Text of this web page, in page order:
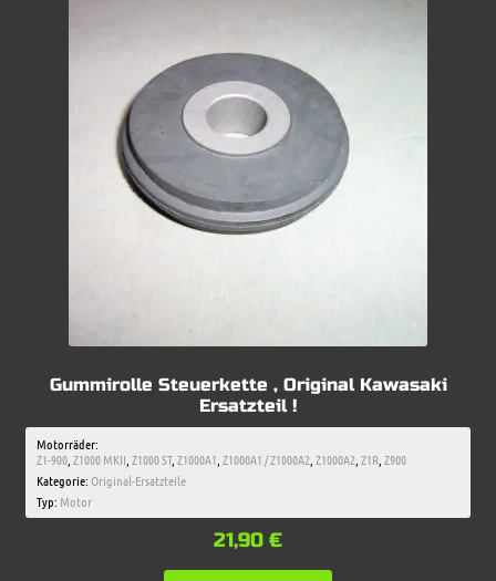
Gummirolle Steuerkette , Original Kawasaki
Ersatzteil !
Motorräder:
Z1-900,Z1000 MKII,Z1000 ST,Z1000A1,Z1000A1 / Z1000A2,Z1000A2,Z1R,Z900
Kategorie:Original-Ersatzteile
Typ: Motor
21,90 €